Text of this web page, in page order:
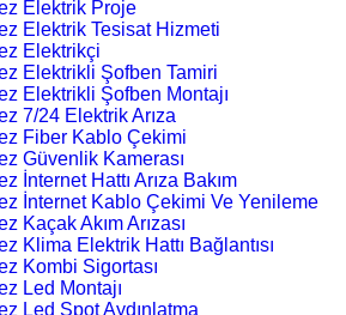
Elektrik Proje
Elektrik Tesisat Hizmeti
Elektrikçi
Elektrikli Şofben Tamiri
Elektrikli Şofben Montajı
7/24 Elektrik Arıza
Fiber Kablo Çekimi
Güvenlik Kamerası
İnternet Hattı Arıza Bakım
İnternet Kablo Çekimi Ve Yenileme
Kaçak Akım Arızası
Klima Elektrik Hattı Bağlantısı
Kombi Sigortası
Led Montajı
Led Spot Aydınlatma